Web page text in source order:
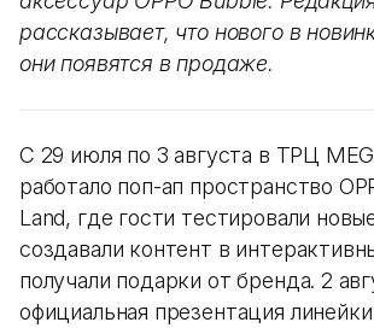
рассказывает, что нового в
они появятся в продаже.
С 29 июля по 3 августа в ТРЦ
работало поп-ап пространство
Land, где гости тестировали
создавали контент в
получали подарки от бренда. 2
официальная презентация